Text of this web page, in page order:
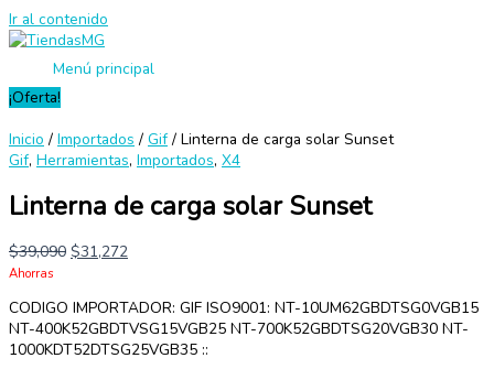
Ir al contenido
Menú principal
¡Oferta!
Inicio / Importados / Gif/ Linterna de carga solar Sunset
Gif, Herramientas, Importados, X4
Linterna de carga solar Sunset
$39,090 $31,272
Ahorras
CODIGO IMPORTADOR: GIF ISO9001: NT-10UM62GBDTSG0VGB15
NT-400K52GBDTVSG15VGB25 NT-700K52GBDTSG20VGB30 NT-
1000KDT52DTSG25VGB35 ::